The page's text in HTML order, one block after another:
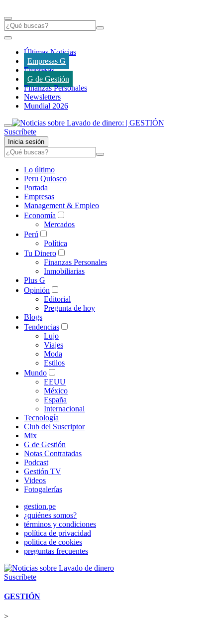
Últimas Noticias
Empresas G
Empresas
G de Gestión
Finanzas Personales
Newsletters
Mundial 2026
Suscríbete
Inicia sesión
Lo último
Peru Quiosco
Portada
Empresas
Management & Empleo
Economía
Mercados
Perú
Política
Tu Dinero
Finanzas Personales
Inmobiliarias
Plus G
Opinión
Editorial
Pregunta de hoy
Blogs
Tendencias
Lujo
Viajes
Moda
Estilos
Mundo
EEUU
México
España
Internacional
Tecnología
Club del Suscriptor
Mix
G de Gestión
Notas Contratadas
Podcast
Gestión TV
Videos
Fotogalerías
gestion.pe
¿quiénes somos?
términos y condiciones
política de privacidad
politica de cookies
preguntas frecuentes
Suscríbete
GESTIÓN
>